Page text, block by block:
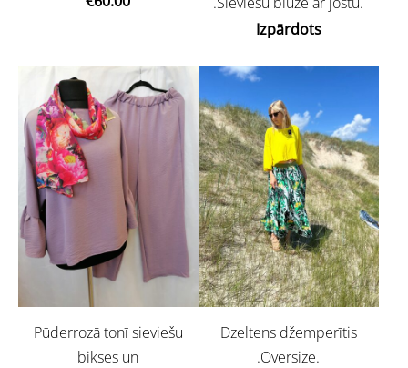
Izpārdots
Pūderrozā tonī sieviešu
bikses un
Dzeltens džemperītis
.Oversize.